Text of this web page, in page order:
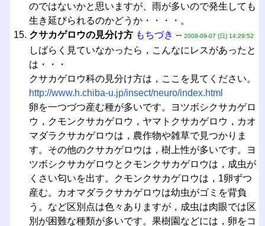
のではないかと思いますが、雨が多いので発生しても
生き延びられるのかどうか・・・・。
クサカゲロウの見分け方 もちづき -- 2008-09-07 (日) 14:29:52
しばらく見ていなかったら，こんなにレスがあったと
は・・・
クサカゲロウ科の見分け方は，ここを見てください。
http://www.h.chiba-u.jp/insect/neuro/index.html
卵を一つづつ産む種が多いです。ヨツボシクサカゲロ
ウ，クモンクサカゲロウ，ヤマトクサカゲロウ，カオ
マダラクサカゲロウは，農作物や雑草で見つかりま
す。その他のクサカゲロウは，樹上性が多いです。ヨ
ツボシクサカゲロウとクモンクサカゲロウは，成虫が
くさい匂いを出す。クモンクサカゲロウは，1卵ずつ
産む。カオマダラクサカゲロウは幼虫がゴミを背負
う。など区別点は色々ありますが，成虫は肉眼では区
別が困難な種類が多いです。果樹園などには，卵をコ